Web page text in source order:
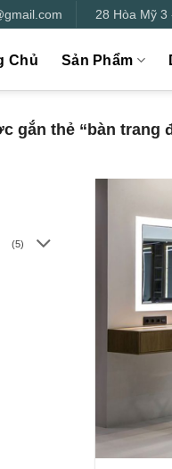
28 Hòa Mỹ
Chủ Sản Phẩm
gắn thẻ “bàn trang
(5)